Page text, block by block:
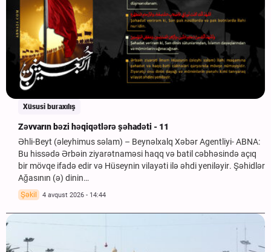
Xüsusi buraxılış
Zəvvarın bəzi həqiqətlərə şəhadəti - 11
Əhli-Beyt (əleyhimus səlam) – Beynəlxalq Xəbər Agentliyi- ABNA:
Bu hissədə Ərbəin ziyarətnaməsi haqq və batil cəbhəsində açıq
bir mövqe ifadə edir və Hüseynin vilayəti ilə əhdi yeniləyir. Şəhidlər
Ağasının (ə) dinin…
Şəkil 4 avqust 2026 - 14:44